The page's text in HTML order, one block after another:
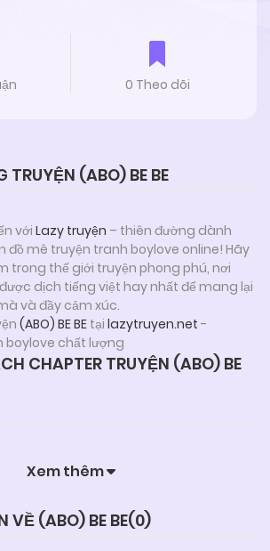
0 Theo dõi
TRUYỆN (ABO) BE BE
với Lazy truyện – thiên đường dành
đồ mê truyện tranh boylove online! Hãy
trong thế giới truyện phong phú, nơi
dịch tiếng việt hay nhất để mang lại
và đầy cảm xúc.
(ABO) BE BE tại lazytruyen.net -
boylove chất lượng
CHAPTER TRUYỆN (ABO) BE
Xem thêm
VỀ (ABO) BE BE(0)